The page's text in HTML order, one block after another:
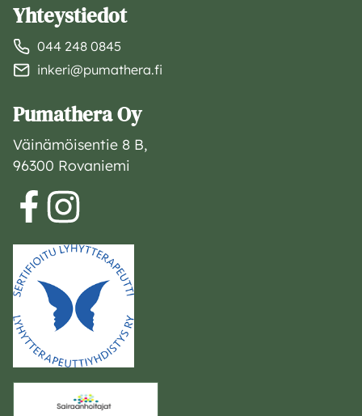
Yhteystiedot
044 248 0845
inkeri@pumathera.fi
Pumathera Oy
Väinämöisentie 8 B,
96300 Rovaniemi